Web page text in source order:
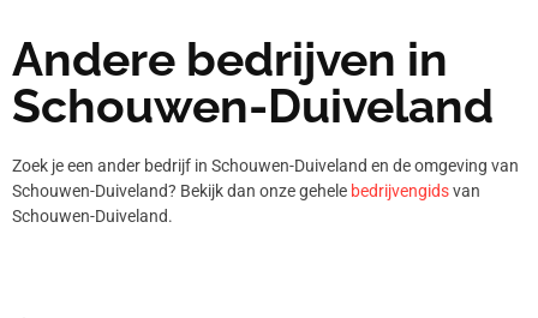
Andere bedrijven in
Schouwen-Duiveland
Zoek je een ander bedrijf in Schouwen-Duiveland en de omgeving van
Schouwen-Duiveland? Bekijk dan onze gehele bedrijvengidsvan
Schouwen-Duiveland.